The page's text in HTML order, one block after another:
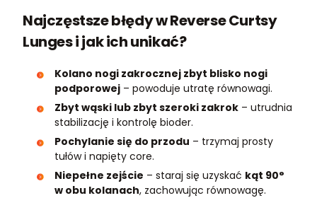
Najczęstsze błędy w Reverse Curtsy
Lunges i jak ich unikać?
Kolano nogi zakrocznej zbyt blisko nogi
podporowej – powoduje utratę równowagi.
Zbyt wąski lub zbyt szeroki zakrok – utrudnia
stabilizację i kontrolę bioder.
Pochylanie się do przodu – trzymaj prosty
tułów i napięty core.
Niepełne zejście – staraj się uzyskać kąt 90°
w obu kolanach, zachowując równowagę.